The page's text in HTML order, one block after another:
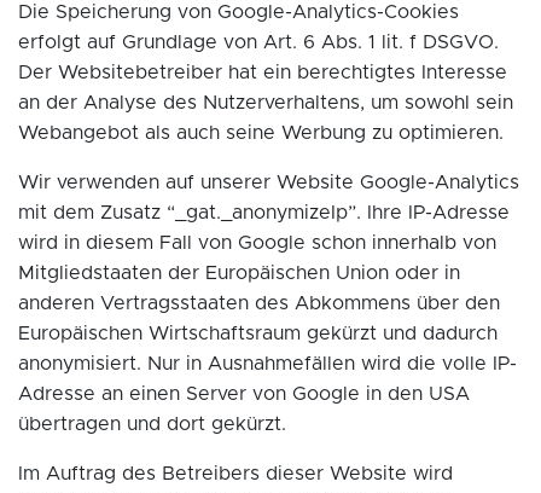
Die Speicherung von Google-Analytics-Cookies
erfolgt auf Grundlage von Art. 6 Abs. 1 lit. f DSGVO.
Der Websitebetreiber hat ein berechtigtes Interesse
an der Analyse des Nutzerverhaltens, um sowohl sein
Webangebot als auch seine Werbung zu optimieren.
Wir verwenden auf unserer Website Google-Analytics
mit dem Zusatz “_gat._anonymizeIp”. Ihre IP-Adresse
wird in diesem Fall von Google schon innerhalb von
Mitgliedstaaten der Europäischen Union oder in
anderen Vertragsstaaten des Abkommens über den
Europäischen Wirtschaftsraum gekürzt und dadurch
anonymisiert. Nur in Ausnahmefällen wird die volle IP-
Adresse an einen Server von Google in den USA
übertragen und dort gekürzt.
Im Auftrag des Betreibers dieser Website wird